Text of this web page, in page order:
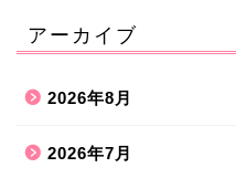
アーカイブ
2026年8月
2026年7月